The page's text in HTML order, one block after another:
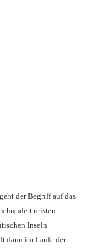
der Begriff auf das
reisten
Inseln
dann im Laufe der